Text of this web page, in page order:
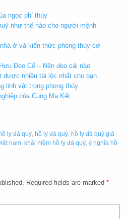
ngọc phỉ thúy
như thế nào cho người mệnh
ở và kiến thức phong thủy cơ
Đeo Cổ – Nên đeo cái nào
được nhiều tài lộc nhất cho bạn
linh vật trong phong thủy
của Cung Ma Kết
ly đá quý, hồ ly đá quý, hồ ly đá quý giá
nam, khái niệm hồ ly đá quý, ý nghĩa hồ
Required fields are marked *